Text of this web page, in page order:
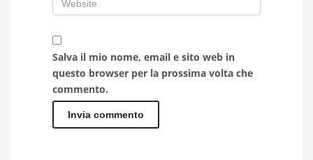
Salva il mio nome, email e sito web in
questo browser per la prossima volta che
commento.